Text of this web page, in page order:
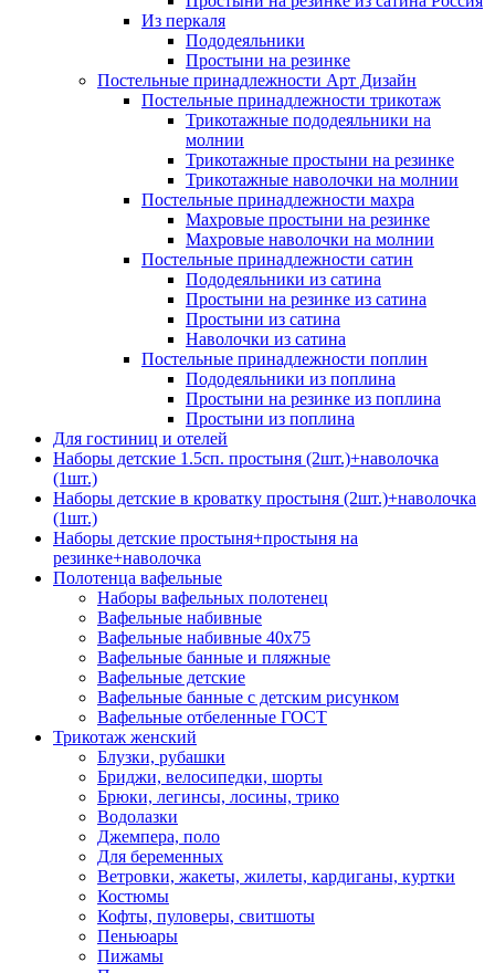
Из перкаля
Пододеяльники
Простыни на резинке
Постельные принадлежности Арт Дизайн
Постельные принадлежности трикотаж
Трикотажные пододеяльники на
молнии
Трикотажные простыни на резинке
Трикотажные наволочки на молнии
Постельные принадлежности махра
Махровые простыни на резинке
Махровые наволочки на молнии
Постельные принадлежности сатин
Пододеяльники из сатина
Простыни на резинке из сатина
Простыни из сатина
Наволочки из сатина
Постельные принадлежности поплин
Пододеяльники из поплина
Простыни на резинке из поплина
Простыни из поплина
Для гостиниц и отелей
Наборы детские 1.5сп. простыня (2шт.)+наволочка
(1шт.)
Наборы детские в кроватку простыня (2шт.)+наволочка
(1шт.)
Наборы детские простыня+простыня на
резинке+наволочка
Полотенца вафельные
Наборы вафельных полотенец
Вафельные набивные
Вафельные набивные 40х75
Вафельные банные и пляжные
Вафельные детские
Вафельные банные с детским рисунком
Вафельные отбеленные ГОСТ
Трикотаж женский
Блузки, рубашки
Бриджи, велосипедки, шорты
Брюки, легинсы, лосины, трико
Водолазки
Джемпера, поло
Для беременных
Ветровки, жакеты, жилеты, кардиганы, куртки
Костюмы
Кофты, пуловеры, свитшоты
Пеньюары
Пижамы